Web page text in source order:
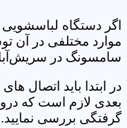
اگر دستگاه
موارد مختلفی در آن
سامسونگ در
در ابتدا باید اتصال
بعدی لازم است که
گرفتگی بررسی نمایید.